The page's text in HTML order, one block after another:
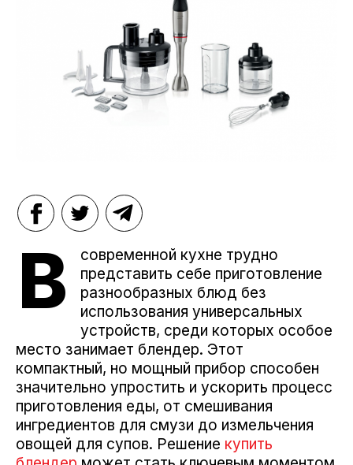
В
современной кухне трудно
представить себе приготовление
разнообразных блюд без
использования универсальных
устройств, среди которых особое
место занимает блендер. Этот
компактный, но мощный прибор способен
значительно упростить и ускорить процесс
приготовления еды, от смешивания
ингредиентов для смузи до измельчения
овощей для супов. Решение купить